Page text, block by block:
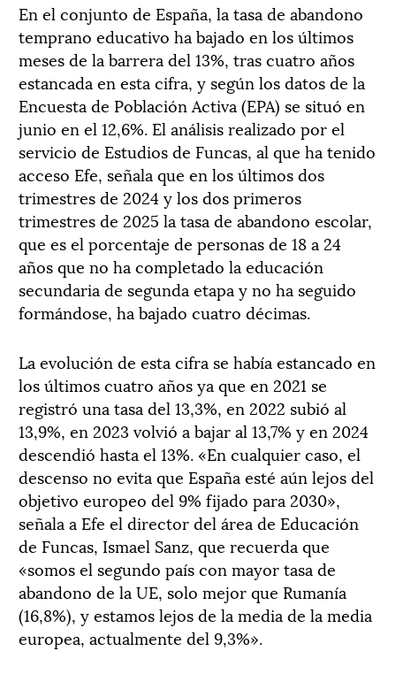
En el conjunto de España, la tasa de abandono
temprano educativo ha bajado en los últimos
meses de la barrera del 13%, tras cuatro años
estancada en esta cifra, y según los datos de la
Encuesta de Población Activa (EPA) se situó en
junio en el 12,6%. El análisis realizado por el
servicio de Estudios de Funcas, al que ha tenido
acceso Efe, señala que en los últimos dos
trimestres de 2024 y los dos primeros
trimestres de 2025 la tasa de abandono escolar,
que es el porcentaje de personas de 18 a 24
años que no ha completado la educación
secundaria de segunda etapa y no ha seguido
formándose, ha bajado cuatro décimas.
La evolución de esta cifra se había estancado en
los últimos cuatro años ya que en 2021 se
registró una tasa del 13,3%, en 2022 subió al
13,9%, en 2023 volvió a bajar al 13,7% y en 2024
descendió hasta el 13%. «En cualquier caso, el
descenso no evita que España esté aún lejos del
objetivo europeo del 9% fijado para 2030»,
señala a Efe el director del área de Educación
de Funcas, Ismael Sanz, que recuerda que
«somos el segundo país con mayor tasa de
abandono de la UE, solo mejor que Rumanía
(16,8%), y estamos lejos de la media de la media
europea, actualmente del 9,3%».